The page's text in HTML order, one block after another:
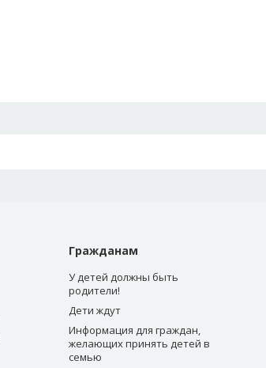
Гражданам
У детей должны быть
родители!
Дети ждут
Информация для граждан,
желающих принять детей в
семью